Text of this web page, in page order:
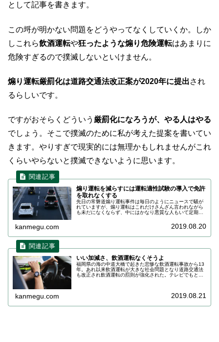
として記事を書きます。
この埒が明かない問題をどうやってなくしていくか。しか
しこれら飲酒運転や狂ったような煽り危険運転はあまりに
危険すぎるので撲滅しないといけません。
煽り運転厳罰化は道路交通法改正案が2020年に提出され
るらしいです。
ですがおそらくどういう 厳罰化になろうが、やる人はやる
でしょう。そこで撲滅のために私が考えた提案を書いてい
きます。やりすぎで現実的には無理かもしれませんがこれ
くらいやらないと撲滅できないように思います。
煽り運転を減らすには運転適性試験の導入で免許
を取れなくする
先日の常磐道煽り運転事件は毎日のようにニュースで騒が
れていますが、煽り運転はこれだけさんざん言われながら
も未だになくならず、中にはかなり悪質な人もいて定期的
kanmegu.com 2019.08.20
いい加減さ、飲酒運転なくそうよ
福岡県の海の中道大橋で起きた悲惨な飲酒運転事故から13
年。あれ以来飲酒運転が大きな社会問題となり道路交通法
も改正され飲酒運転の罰則が強化された。テレビでもとこ
kanmegu.com 2019.08.21